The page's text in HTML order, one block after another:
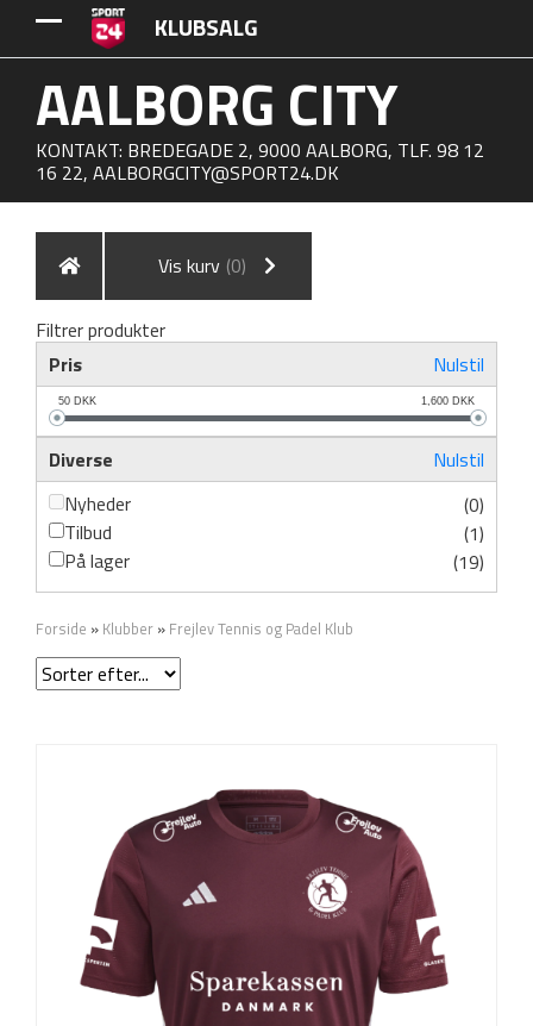
KLUBSALG
AALBORG CITY
KONTAKT: BREDEGADE 2, 9000 AALBORG, TLF. 98 12
16 22, AALBORGCITY@SPORT24.DK
Vis kurv (0)
Filtrer produkter
Pris
Nulstil
50 DKK 1,600 DKK
Diverse
Nulstil
Nyheder
(0)
Tilbud
(1)
På lager
(19)
Forside » Klubber » Frejlev Tennis og Padel Klub